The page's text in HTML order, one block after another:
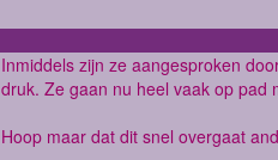
Inmiddels zijn ze aangesproken
druk. Ze gaan nu heel vaak op pad
Hoop maar dat dit snel overgaat